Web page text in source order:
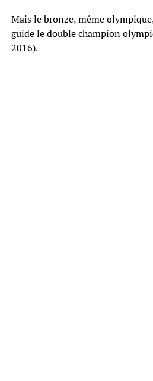
Mais le bronze, même
guide le double champion
2016).